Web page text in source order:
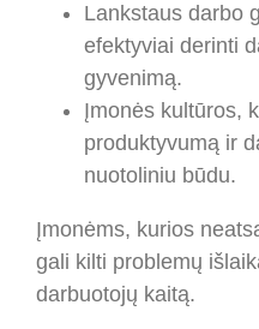
Lankstaus darbo
efektyviai derinti
gyvenimą.
Įmonės kultūros,
produktyvumą ir
nuotoliniu būdu.
Įmonėms, kurios
gali kilti problemų
darbuotojų kaitą.